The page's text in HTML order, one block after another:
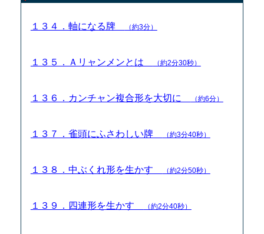
１３４．軸になる牌 （約3分）
１３５．Ａリャンメンとは （約2分30秒）
１３６．カンチャン複合形を大切に （約6分）
１３７．雀頭にふさわしい牌 （約3分40秒）
１３８．中ぶくれ形を生かす （約2分50秒）
１３９．四連形を生かす （約2分40秒）